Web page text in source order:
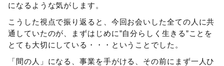
になるような気がします。
こうした視点で振り返ると、今回お会いした全ての人に共
通していたのが、まずはじめに”自分らしく生きる”ことを
とても大切にしている・・・ということでした。
「間の人」になる、事業を手がける、その前にまず一人ひ